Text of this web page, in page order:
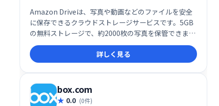
Amazon Driveは、写真や動画などのファイルを安全
に保存できるクラウドストレージサービスです。5GB
の無料ストレージで、約2000枚の写真を保管できま
す。必要に応じて、有料プランでストレージ容量を増
やすことも可能です。大切な思い出やデータを、いつ
でもどこからでもアクセスできる安心のクラウド環境
を提供します。
詳しく見る
box.com
0.0 (0件)